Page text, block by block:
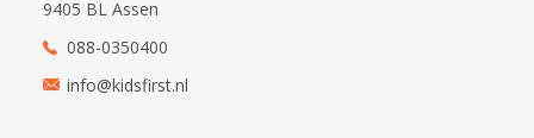
9405 BL Assen
088-0350400
info@kidsfirst.nl